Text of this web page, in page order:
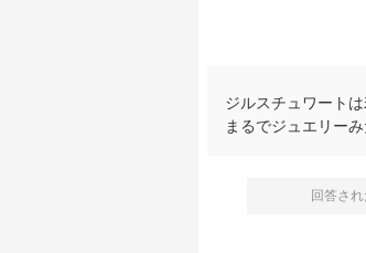
ジルスチュワート
まるでジュエリー
回答さ